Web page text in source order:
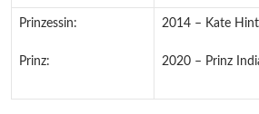
Prinzessin:
Prinz:
2014 – Kate
2020 – Prinz